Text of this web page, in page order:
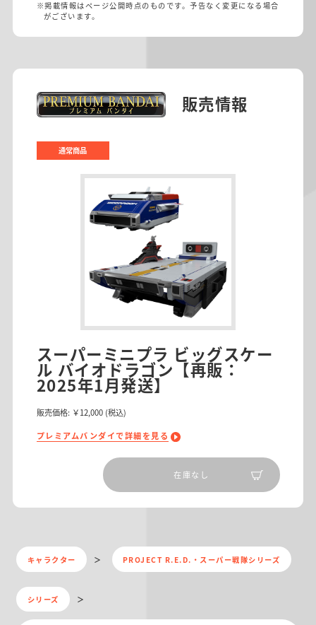
※掲載情報はページ公開時点のものです。予告なく変更になる場合
がございます。
販売情報
通常商品
スーパーミニプラ ビッグスケー
ル バイオドラゴン【再販：
2025年1月発送】
販売価格: ￥12,000 (税込)
プレミアムバンダイで詳細を見る
在庫なし
キャラクター PROJECT R.E.D.・スーパー戦隊シリーズ
シリーズ